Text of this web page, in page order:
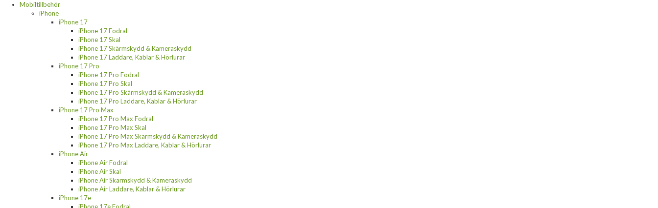
Mobiltillbehör
iPhone
iPhone 17
iPhone 17 Fodral
iPhone 17 Skal
iPhone 17 Skärmskydd & Kameraskydd
iPhone 17 Laddare, Kablar & Hörlurar
iPhone 17 Pro
iPhone 17 Pro Fodral
iPhone 17 Pro Skal
iPhone 17 Pro Skärmskydd & Kameraskydd
iPhone 17 Pro Laddare, Kablar & Hörlurar
iPhone 17 Pro Max
iPhone 17 Pro Max Fodral
iPhone 17 Pro Max Skal
iPhone 17 Pro Max Skärmskydd & Kameraskydd
iPhone 17 Pro Max Laddare, Kablar & Hörlurar
iPhone Air
iPhone Air Fodral
iPhone Air Skal
iPhone Air Skärmskydd & Kameraskydd
iPhone Air Laddare, Kablar & Hörlurar
iPhone 17e